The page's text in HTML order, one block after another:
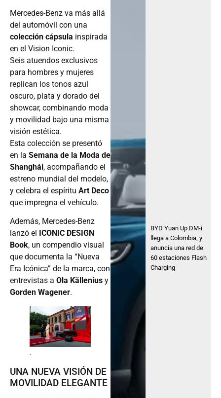
Mercedes-Benz va más allá
del automóvil con una
colección cápsula inspirada
en el Vision Iconic.
Seis atuendos exclusivos
para hombres y mujeres
replican los tonos azul
oscuro, plata y dorado del
showcar, combinando moda
y movilidad bajo una misma
visión estética.
Esta colección se presentó
en la Semana de la Moda de
Shanghái, acompañando el
estreno mundial del modelo,
y celebra el espíritu Art Deco
que impregna el vehículo.
Además, Mercedes-Benz
lanzó el
ICONIC DESIGN
Book, un compendio visual
que documenta la “Nueva
Era Icónica” de la marca, con
entrevistas a Ola Källenius y
Gorden Wagener.
.
UNA NUEVA VISIÓN DE
MOVILIDAD ELEGANTE
BYD Yuan Up DM-i
llega a Colombia, y
anuncia una red de
60 estaciones Flash
Charging